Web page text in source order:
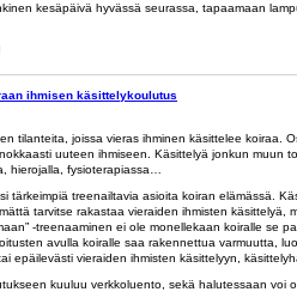
kesäpäivä hyvässä seurassa, tapaamaan
ihmisen käsittelykoulutus
tilanteita, joissa vieras ihminen käsittelee
uuteen ihmiseen. Käsittelyä jonkun muun
hierojalla, fysioterapiassa…
tärkeimpiä treenailtavia asioita koiran elämässä.
tarvitse rakastaa vieraiden ihmisten käsittelyä,
-treenaaminen ei ole monellekaan koiralle se
avulla koiralle saa rakennettua varmuutta,
epäilevästi vieraiden ihmisten käsittelyyn,
kuuluu verkkoluento, sekä halutessaan voi